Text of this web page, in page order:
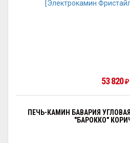
53 820₽
ПЕЧЬ-КАМИН БАВАРИЯ
"БАРОККО"